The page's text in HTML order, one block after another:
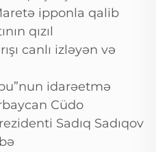
ipponla qalib
qızıl
canlı izləyən və
idarəetmə
Cüdo
Sadıq Sadıqov